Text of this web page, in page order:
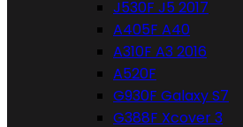
J530F J5 2017
A405F A40
A310F A3 2016
A520F
G930F Galaxy S7
G388F Xcover 3